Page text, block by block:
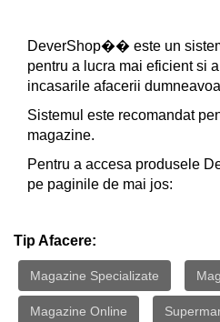
DeverShop�� este un
pentru a lucra mai eficient si
incasarile afacerii
Sistemul este recomandat
magazine.
Pentru a accesa produsele
pe paginile de mai jos:
Tip Afacere:
Magazine Specializate
Magazine Online